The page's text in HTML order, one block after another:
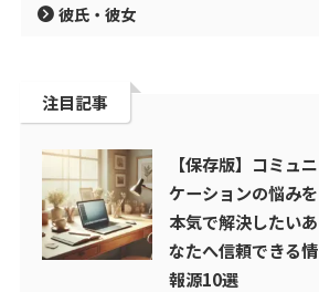
彼氏・彼女
注目記事
【保存版】コミュニ
ケーションの悩みを
本気で解決したいあ
なたへ信頼できる情
報源10選